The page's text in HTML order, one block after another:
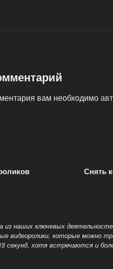
вам необходимо
Снять
из наших ключевых
видеоролики, которые можно
секунд, хотявстречаются и